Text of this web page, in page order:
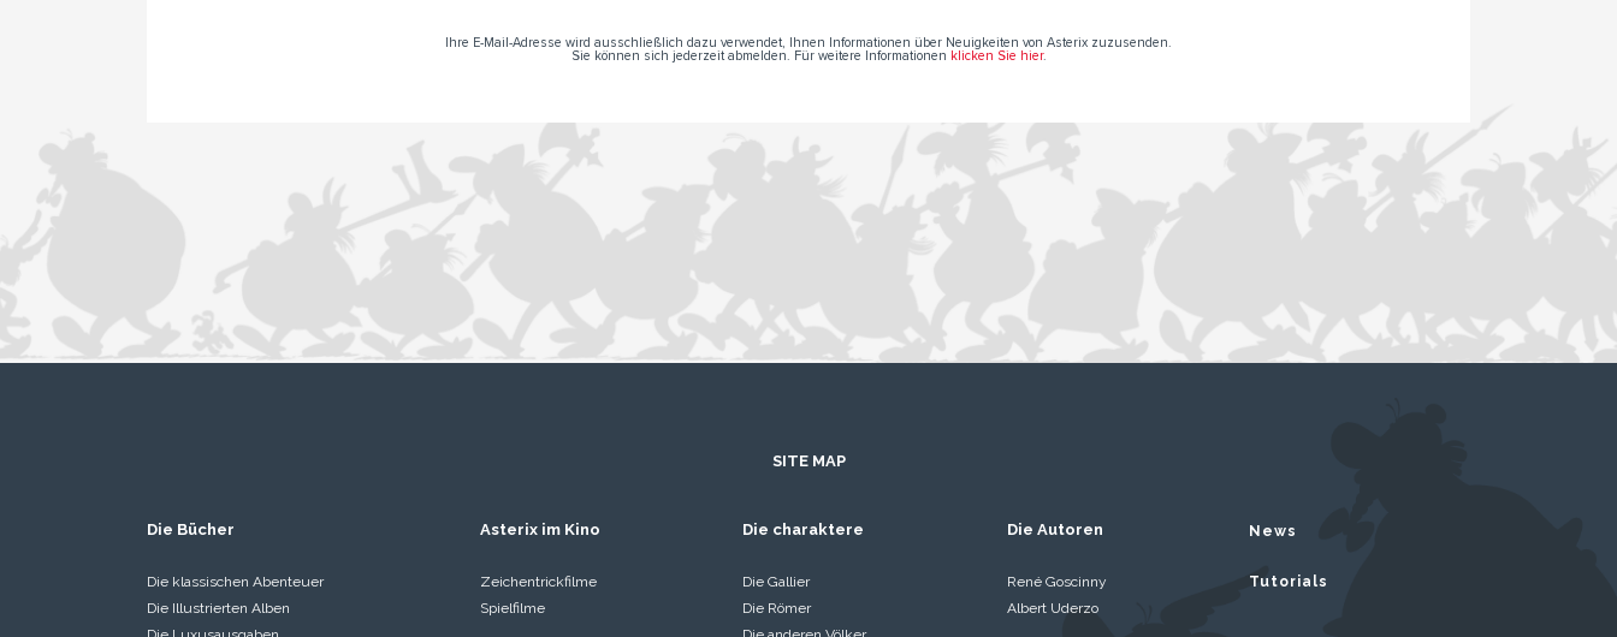
Ihre E-Mail-Adresse wird ausschließlich dazu verwendet, Ihnen Informationen über Neuigkeiten von Asterix zuzusenden.
Sie können sich jederzeit abmelden. Für weitere Informationen klicken Sie hier.
SITE MAP
Die Bücher
Die klassischen Abenteuer
Die Illustrierten Alben
Asterix im Kino
Zeichentrickfilme
Spielfilme
Die charaktere
Die Gallier
Die Römer
Die Autoren
René Goscinny
Albert Uderzo
News
Tutorials